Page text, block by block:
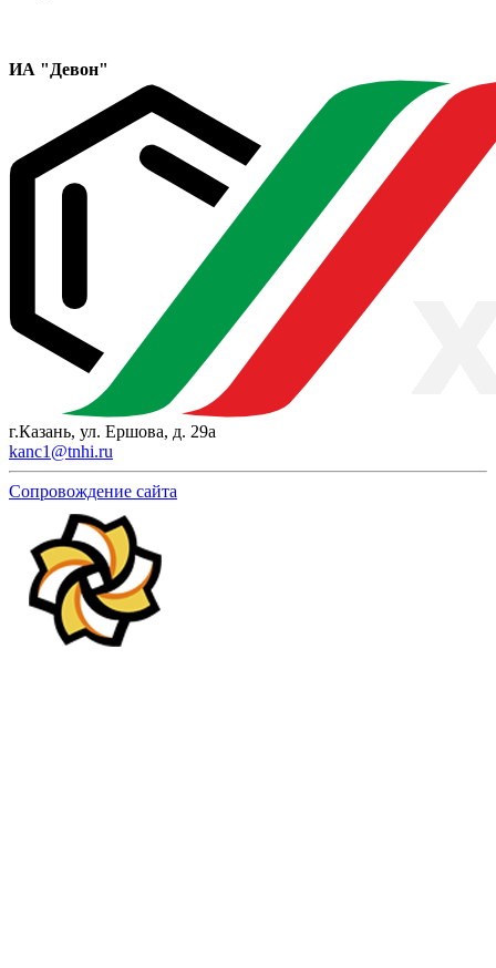
ИА "Девон"
г.Казань, ул. Ершова, д. 29а
kanc1@tnhi.ru
Сопровождение сайта